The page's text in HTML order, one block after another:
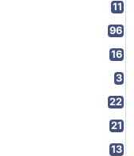
11
96
16
3
22
21
13